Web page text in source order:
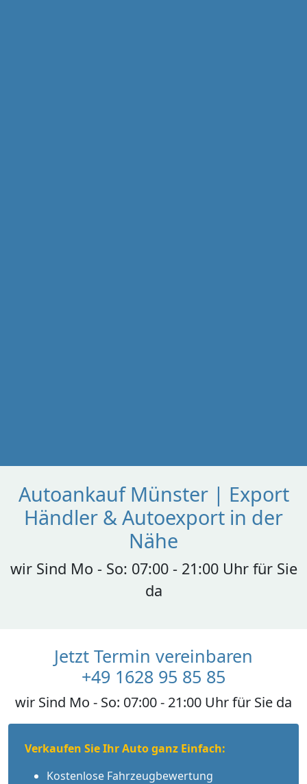
Autoankauf Münster | Export
Händler & Autoexport in der
Nähe
wir Sind Mo - So: 07:00 - 21:00 Uhr für Sie
da
Jetzt Termin vereinbaren
+49 1628 95 85 85
wir Sind Mo - So: 07:00 - 21:00 Uhr für Sie da
Verkaufen Sie Ihr Auto ganz Einfach:
Kostenlose Fahrzeugbewertung